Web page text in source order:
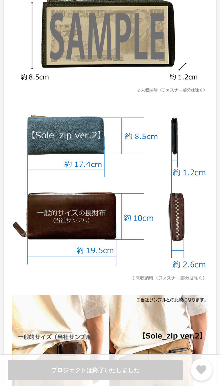
プロジェクトは終了いたしました favorite